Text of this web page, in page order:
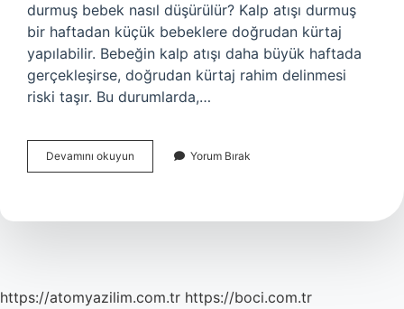
durmuş bebek nasıl düşürülür? Kalp atışı durmuş
bir haftadan küçük bebeklere doğrudan kürtaj
yapılabilir. Bebeğin kalp atışı daha büyük haftada
gerçekleşirse, doğrudan kürtaj rahim delinmesi
riski taşır. Bu durumlarda,…
Devamını okuyun
Karnında
Bebek
Yorum Bırak
https://atomyazilim.com.tr https://boci.com.tr